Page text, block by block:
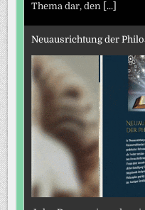
Thema dar, den [...]
Neuausrichtung der